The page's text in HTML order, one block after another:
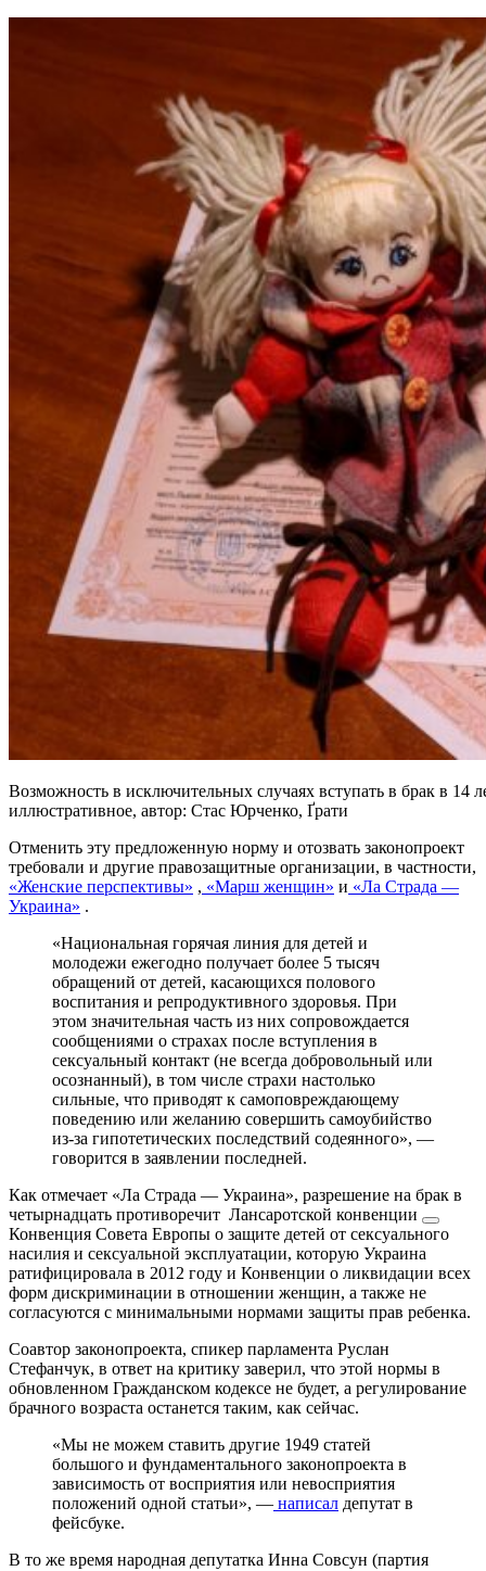
Возможность в исключительных случаях вступать в брак в 14
иллюстративное, автор: Стас Юрченко, Ґрати
Отменить эту предложенную норму и отозвать законопроект
требовали и другие правозащитные организации, в частности,
«Женские перспективы» , «Марш женщин» и «Ла Страда —
Украина» .
«Национальная горячая линия для детей и
молодежи ежегодно получает более 5 тысяч
обращений от детей, касающихся полового
воспитания и репродуктивного здоровья. При
этом значительная часть из них сопровождается
сообщениями о страхах после вступления в
сексуальный контакт (не всегда добровольный или
осознанный), в том числе страхи настолько
сильные, что приводят к самоповреждающему
поведению или желанию совершить самоубийство
из-за гипотетических последствий содеянного», —
говорится в заявлении последней.
Как отмечает «Ла Страда — Украина», разрешение на брак в
четырнадцать противоречит Лансаротской конвенции
Конвенция Совета Европы о защите детей от сексуального
насилия и сексуальной эксплуатации, которую Украина
ратифицировала в 2012 году и Конвенции о ликвидации всех
форм дискриминации в отношении женщин, а также не
согласуются с минимальными нормами защиты прав ребенка.
Соавтор законопроекта, спикер парламента Руслан
Стефанчук, в ответ на критику заверил, что этой нормы в
обновленном Гражданском кодексе не будет, а регулирование
брачного возраста останется таким, как сейчас.
«Мы не можем ставить другие 1949 статей
большого и фундаментального законопроекта в
зависимость от восприятия или невосприятия
положений одной статьи», — написал депутат в
фейсбуке.
В то же время народная депутатка Инна Совсун (партия